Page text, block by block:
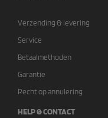
Verzending & levering
Service
Betaalmethoden
Garantie
Recht op annulering
HELP & CONTACT